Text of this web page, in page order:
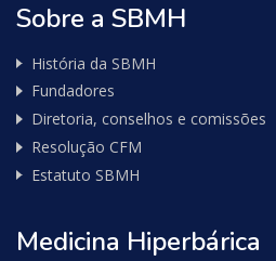
Sobre a SBMH
História da SBMH
Fundadores
Diretoria, conselhos e comissões
Resolução CFM
Estatuto SBMH
Medicina Hiperbárica